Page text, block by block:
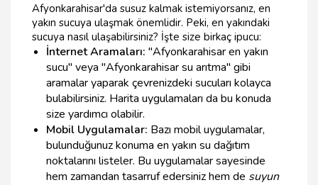
Afyonkarahisar'da susuz kalmak istemiyorsanız, en
yakın sucuya ulaşmak önemlidir. Peki, en yakındaki
sucuya nasıl ulaşabilirsiniz? İşte size birkaç ipucu:
İnternet Aramaları: "Afyonkarahisar en yakın
sucu" veya "Afyonkarahisar su arıtma" gibi
aramalar yaparak çevrenizdeki sucuları kolayca
bulabilirsiniz. Harita uygulamaları da bu konuda
size yardımcı olabilir.
Mobil Uygulamalar: Bazı mobil uygulamalar,
bulunduğunuz konuma en yakın su dağıtım
noktalarını listeler. Bu uygulamalar sayesinde
hem zamandan tasarruf edersiniz hem de suyun